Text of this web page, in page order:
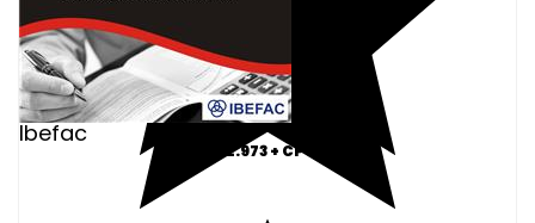
Ibefac
LEI 12.973 + CPC 47